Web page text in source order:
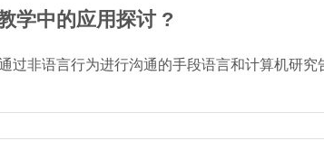
学中的应用探讨 ?
过非语言行为进行沟通的手段语言和计算机研